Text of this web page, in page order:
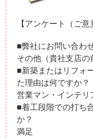
【アンケート（ご意
■弊社にお問い合わ
その他（貴社支店の
■新築またはリフォ
た理由は何ですか？
営業マン・インテリ
■着工段階での打ち
か？
満足